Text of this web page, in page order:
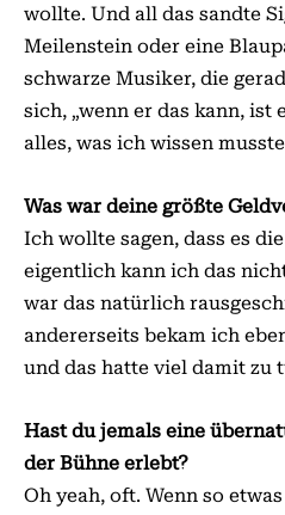
wollte. Und all das sandte
Meilenstein oder eine
schwarze Musiker, die
sich, „wenn er das kann, ist
alles, was ich wissen
Was war deine größte
Ich wollte sagen, dass es
eigentlich kann ich das
war das natürlich
andererseits bekam ich
und das hatte viel damit zu
Hast du jemals eine
der Bühne erlebt?
Oh yeah, oft. Wenn so